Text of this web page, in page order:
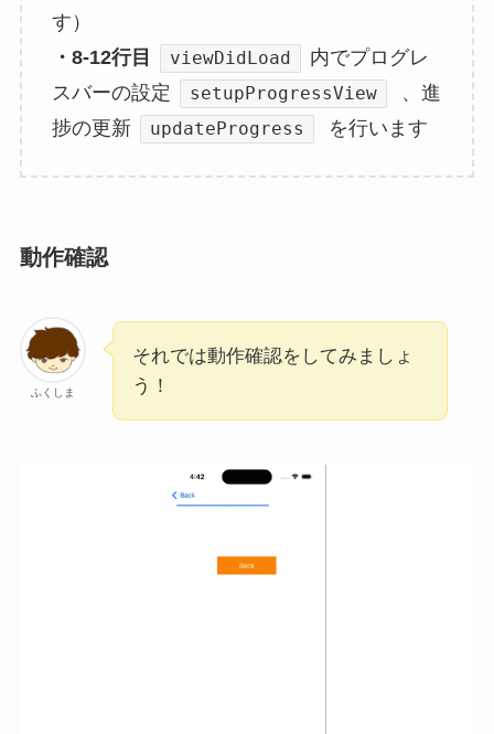
す）
・8-12行目
viewDidLoad
内でプログレ
スバーの設定
setupProgressView
、進
捗の更新
updateProgress を行います
動作確認
ふくしま
それでは動作確認をしてみましょ
う！